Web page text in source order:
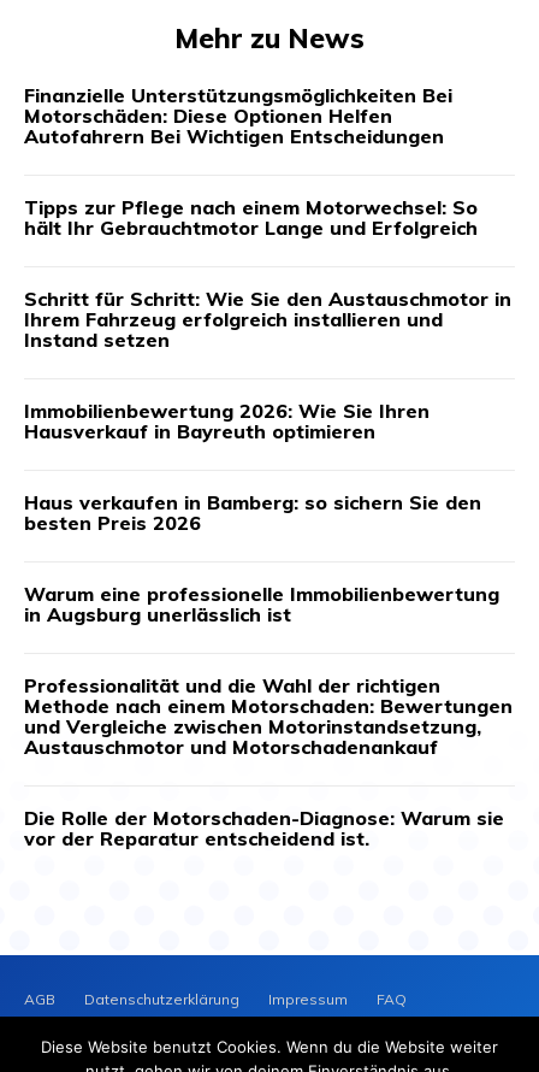
Mehr zu News
Finanzielle Unterstützungsmöglichkeiten Bei
Motorschäden: Diese Optionen Helfen
Autofahrern Bei Wichtigen Entscheidungen
Tipps zur Pflege nach einem Motorwechsel: So
hält Ihr Gebrauchtmotor Lange und Erfolgreich
Schritt für Schritt: Wie Sie den Austauschmotor in
Ihrem Fahrzeug erfolgreich installieren und
Instand setzen
Immobilienbewertung 2026: Wie Sie Ihren
Hausverkauf in Bayreuth optimieren
Haus verkaufen in Bamberg: so sichern Sie den
besten Preis 2026
Warum eine professionelle Immobilienbewertung
in Augsburg unerlässlich ist
Professionalität und die Wahl der richtigen
Methode nach einem Motorschaden: Bewertungen
und Vergleiche zwischen Motorinstandsetzung,
Austauschmotor und Motorschadenankauf
Die Rolle der Motorschaden-Diagnose: Warum sie
vor der Reparatur entscheidend ist.
AGB Datenschutzerklärung Impressum
FAQ
Diese Website benutzt Cookies. Wenn du die Website weiter